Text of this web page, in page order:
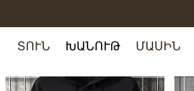
ՏՈՒՆ ԽԱՆՈՒԹ ՄԱՍԻՆ